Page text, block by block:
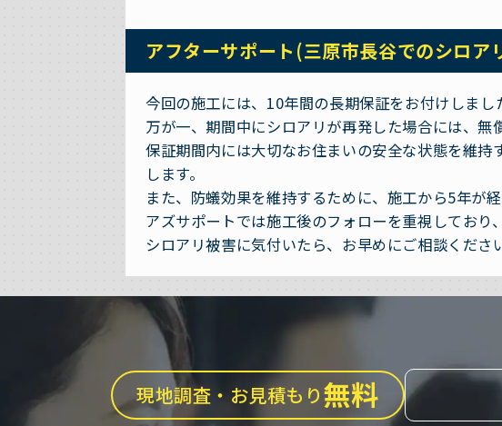
アフターサポート(三原市長谷でのシロア
今回の施工には、10年間の長期保証をお付けしまし
万が一、期間中にシロアリが再発した場合には、無
保証期間内には大切なお住まいの安全な状態を維
します。
また、防蟻効果を維持するために、施工から5年が
アズサポートでは施工後のフォローを重視しており
シロアリ被害に気付いたら、お早めにご相談くださ
現地調査・お見積もり無料